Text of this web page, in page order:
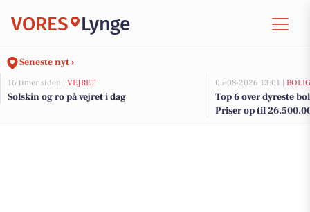
VORES Lynge
Seneste nyt ›
16 timer siden | VEJRET
Solskin og ro på vejret i dag
05-08-2026 13:01 |
Top 6 over dyreste
Priser op til